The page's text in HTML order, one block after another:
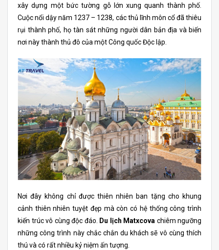
xây dựng một bức tường gỗ lớn xung quanh thành phố.
Cuộc nổi dậy năm 1237 – 1238, các thủ lĩnh môn cổ đã thiêu
rụi thành phố, họ tàn sát những người dân bản địa và biến
nơi này thành thủ đô của một Công quốc Độc lập.
Nơi đây không chỉ được thiên nhiên ban tặng cho khung
cảnh thiên nhiên tuyệt đẹp mà còn có hệ thống công trình
kiến trúc vô cùng độc đáo. Du lịch Matxcova chiêm ngưỡng
những công trình này chắc chắn du khách sẽ vô cùng thích
thú và có rất nhiều kỷ niệm ấn tượng.